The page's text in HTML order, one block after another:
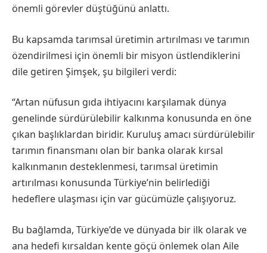
önemli görevler düştüğünü anlattı.
Bu kapsamda tarımsal üretimin artırılması ve tarımın
özendirilmesi için önemli bir misyon üstlendiklerini
dile getiren Şimşek, şu bilgileri verdi:
“Artan nüfusun gıda ihtiyacını karşılamak dünya
genelinde sürdürülebilir kalkınma konusunda en öne
çıkan başlıklardan biridir. Kuruluş amacı sürdürülebilir
tarımın finansmanı olan bir banka olarak kırsal
kalkınmanın desteklenmesi, tarımsal üretimin
artırılması konusunda Türkiye’nin belirlediği
hedeflere ulaşması için var gücümüzle çalışıyoruz.
Bu bağlamda, Türkiye’de ve dünyada bir ilk olarak ve
ana hedefi kırsaldan kente göçü önlemek olan Aile